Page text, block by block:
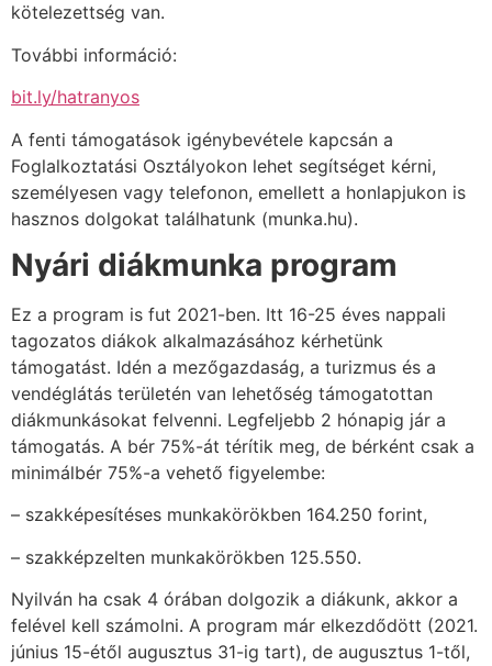
kötelezettség van.
További információ:
bit.ly/hatranyos
A fenti támogatások igénybevétele kapcsán a
Foglalkoztatási Osztályokon lehet segítséget kérni,
személyesen vagy telefonon, emellett a honlapjukon is
hasznos dolgokat találhatunk (munka.hu).
Nyári diákmunka program
Ez a program is fut 2021-ben. Itt 16-25 éves nappali
tagozatos diákok alkalmazásához kérhetünk
támogatást. Idén a mezőgazdaság, a turizmus és a
vendéglátás területén van lehetőség támogatottan
diákmunkásokat felvenni. Legfeljebb 2 hónapig jár a
támogatás. A bér 75%-át térítik meg, de bérként csak a
minimálbér 75%-a vehető figyelembe:
– szakképesítéses munkakörökben 164.250 forint,
– szakképzelten munkakörökben 125.550.
Nyilván ha csak 4 órában dolgozik a diákunk, akkor a
felével kell számolni. A program már elkezdődött (2021.
június 15-étől augusztus 31-ig tart), de augusztus 1-től,